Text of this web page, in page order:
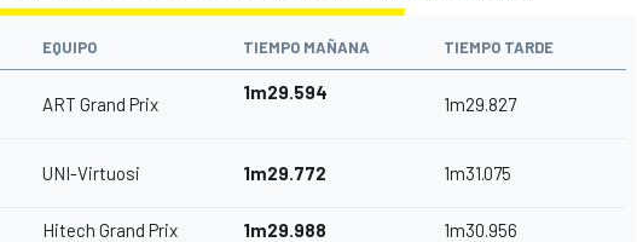
EQUIPO TIEMPO MAÑANA TIEMPO TARDE
ART Grand Prix
1m29.594
1m29.827
UNI-Virtuosi 1m29.772 1m31.075
Hitech Grand Prix 1m29.988 1m30.956